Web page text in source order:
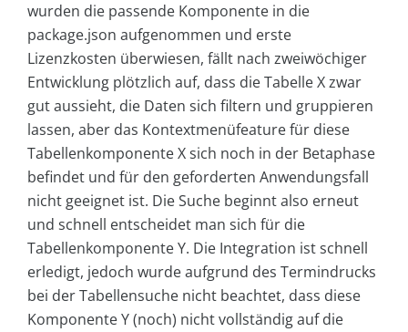
wurden die passende Komponente in die
package.json aufgenommen und erste
Lizenzkosten überwiesen, fällt nach zweiwöchiger
Entwicklung plötzlich auf, dass die Tabelle X zwar
gut aussieht, die Daten sich filtern und gruppieren
lassen, aber das Kontextmenüfeature für diese
Tabellenkomponente X sich noch in der Betaphase
befindet und für den geforderten Anwendungsfall
nicht geeignet ist. Die Suche beginnt also erneut
und schnell entscheidet man sich für die
Tabellenkomponente Y. Die Integration ist schnell
erledigt, jedoch wurde aufgrund des Termindrucks
bei der Tabellensuche nicht beachtet, dass diese
Komponente Y (noch) nicht vollständig auf die